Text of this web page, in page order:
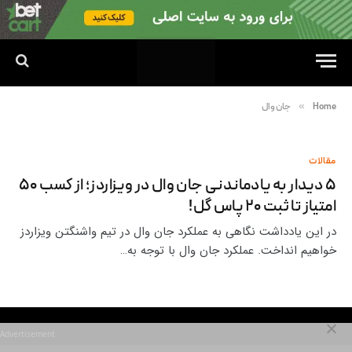
Home
» جان وال
مقالات
۵ دیدار به یادماندنی جان وال در ویزاردز؛ از کسب ۵۰
امتیاز تا ثبت ۲۰ پاس گل!
در این یادداشت نگاهی به عملکرد جان وال در تیم واشنگتن ویزاردز
خواهیم انداخت. عملکرد جان وال با توجه به…
Advertisement